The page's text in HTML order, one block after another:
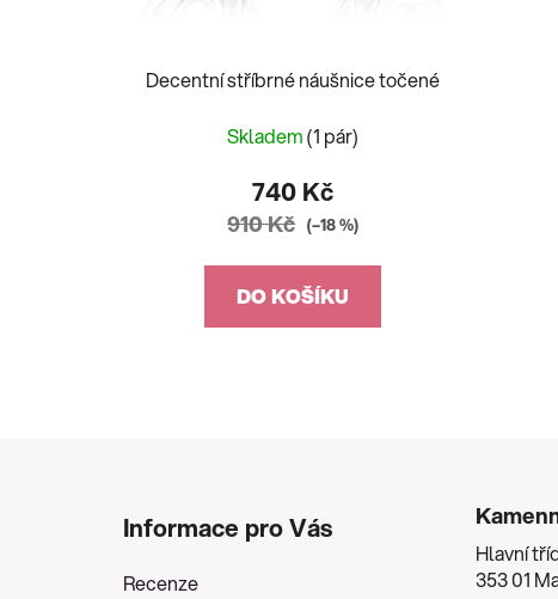
Decentní stříbrné náušnice točené
Skladem(1 pár)
740 Kč
910 Kč (–18 %)
DO KOŠÍKU
Informace pro Vás
Recenze
Hlavní
353 01